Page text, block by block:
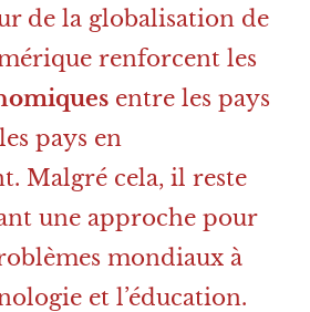
de la globalisation de
renforcent les
entre les pays
pays en
Malgré cela, il reste
une approche pour
mondiaux à
et l’éducation.